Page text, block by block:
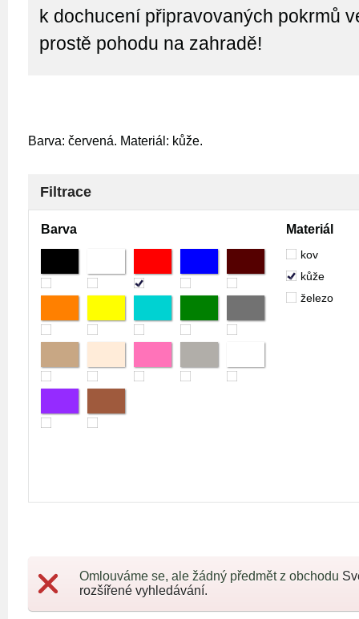
k dochucení připravovaných pokrmů
prostě pohodu na zahradě!
Barva: červená. Materiál: kůže.
Filtrace
Barva Materiál
kov
kůže
železo
Omlouváme se, ale žádný předmět z obchodu
rozšířené vyhledávání.